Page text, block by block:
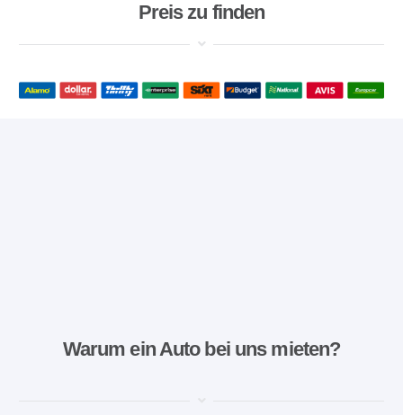
Preis zu finden
Warum ein Auto bei uns mieten?